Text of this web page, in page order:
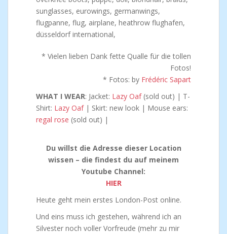
* Vielen lieben Dank fette Qualle für die tollen
Fotos!
* Fotos: by Frédéric Sapart
WHAT I WEAR: Jacket: Lazy Oaf (sold out) | T-
Shirt: Lazy Oaf | Skirt: new look | Mouse ears:
regal rose (sold out) |
Du willst die Adresse dieser Location
wissen – die findest du auf meinem
Youtube Channel:
HIER
Heute geht mein erstes London-Post online.
Und eins muss ich gestehen, während ich an
Silvester noch voller Vorfreude (mehr zu mir